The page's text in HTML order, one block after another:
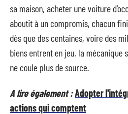
sa maison, acheter une voiture
aboutit à un compromis, chacun
dès que des centaines, voire des
biens entrent en jeu, la mécanique
ne coule plus de source.
A lire également :Adopter
actions qui comptent